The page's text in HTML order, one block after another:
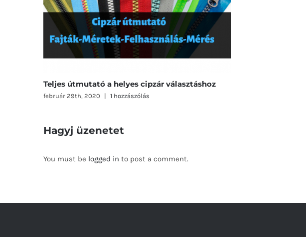
Teljes útmutató a helyes cipzár választáshoz
február 29th, 2020 | 1 hozzászólás
Hagyj üzenetet
You must be logged in to post a comment.